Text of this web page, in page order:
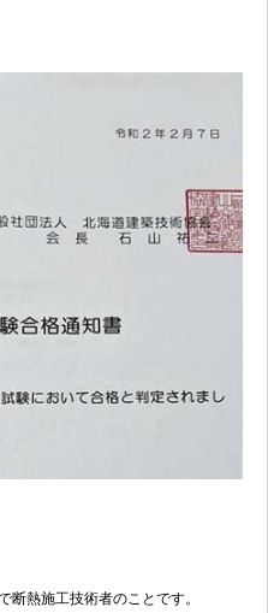
断熱施工技術者のことです。